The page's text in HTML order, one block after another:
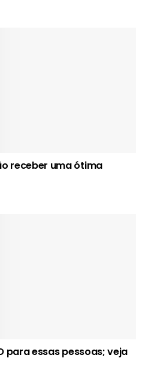
receber uma ótima
para essas pessoas; veja